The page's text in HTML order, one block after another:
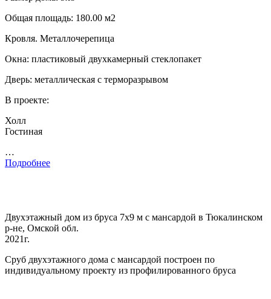
Общая площадь: 180.00 м2
Кровля. Металлочерепица
Окна: пластиковый двухкамерный стеклопакет
Дверь: металлическая с терморазрывом
В проекте:
Холл
Гостиная
…
Подробнее
Двухэтажный дом из бруса 7х9 м с мансардой в Тюкалинском
р-не, Омской обл.
2021г.
Сруб двухэтажного дома с мансардой построен по
индивидуальному проекту из профилированного бруса